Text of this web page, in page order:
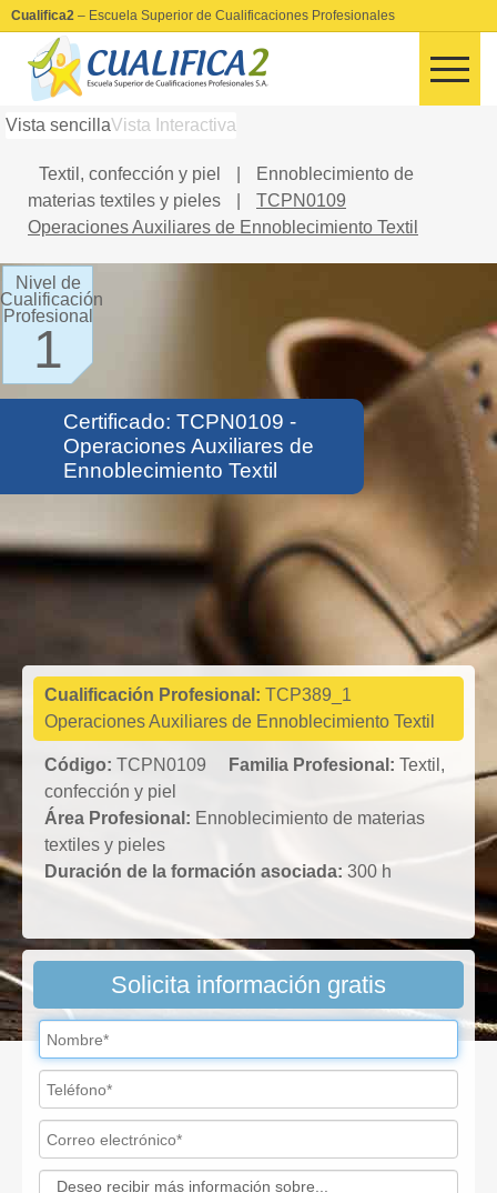
Cualifica2 – Escuela Superior de Cualificaciones Profesionales
Vista sencillaVista Interactiva
Textil, confección y piel
Ennoblecimiento de
materias textiles y pieles
TCPN0109
Operaciones Auxiliares de Ennoblecimiento Textil
Nivel de
Cualificación
Profesional
1
Certificado: TCPN0109 -
Operaciones Auxiliares de
Ennoblecimiento Textil
Textil,
piel
Cualificación Profesional: TCP389_1
Operaciones Auxiliares de Ennoblecimiento Textil
Código: TCPN0109 Familia Profesional: Textil,
confección y piel
Área Profesional: Ennoblecimiento de materias
textiles y pieles
Duración de la formación asociada: 300 h
Solicita información gratis